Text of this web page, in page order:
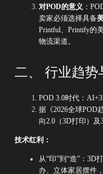
对POD的意义 ：
卖家必须选择具备
Printful、Printify的
物流渠道。
二、 行业趋势
POD 3.0时代：
据《2026全球POD
向2.0（3D打印）及
技术红利：
从“印”到“造”：3D
办、立体家居摆件